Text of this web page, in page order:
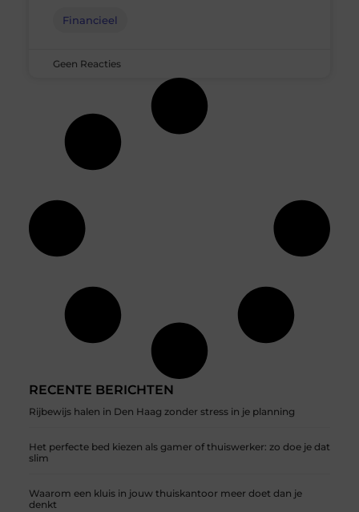
RECENTE BERICHTEN
Rijbewijs halen in Den Haag zonder stress in je planning
Het perfecte bed kiezen als gamer of thuiswerker: zo doe je dat
slim
Waarom een kluis in jouw thuiskantoor meer doet dan je
denkt
Financieel
Geen Reacties